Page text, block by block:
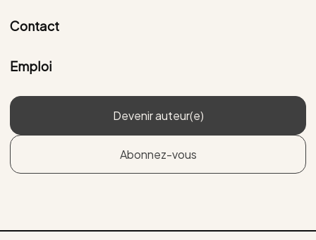
Contact
Emploi
Devenir auteur(e)
Abonnez-vous